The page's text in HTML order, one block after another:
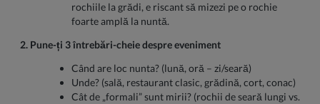
rochiile la grădi, e riscant să mizezi pe o rochie
foarte amplă la nuntă.
2. Pune-ți 3 întrebări-cheie despre eveniment
Când are loc nunta? (lună, oră – zi/seară)
Unde? (sală, restaurant clasic, grădină, cort, conac)
Cât de „formali” sunt mirii? (rochii de seară lungi vs.